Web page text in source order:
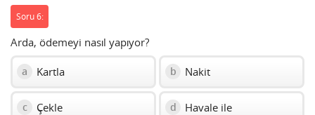
Soru 6:
Arda, ödemeyi nasıl yapıyor?
a Kartla b Nakit
c Çekle d Havale ile